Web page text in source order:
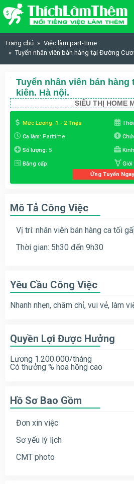
Skip to content
Trang chủ
Việc làm part-time
Tuyển nhân viên bán hàng tại Đường
Tuyển nhân viên bán
kiên. Hà nội.
SIÊU THỊ HOME
Mức Lương: 1 - 2 Triệu
Ca làm: Parttime
Số lượng: 5
Bằng cấp: Giới
Ứng Tuyển Ngay
Mô Tả Công Việc
Vị trí: nhân viên bán hàng ca tối
Thời gian: 5h30 đến 9h30
Yêu Cầu Công Việc
Nhanh nhẹn, chăm chỉ, vui vẻ, làm
Quyền Lợi Được Hưởng
Lương 1.200.000/tháng
Có thưởng % hoa hồng cao
Hồ Sơ Bao Gồm
Đơn xin việc
Sơ yếu lý lịch
CMT photo